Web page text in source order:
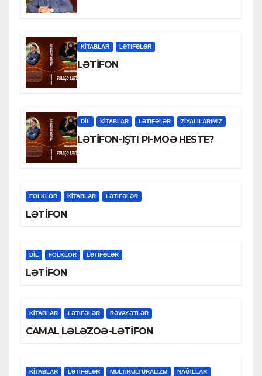
KİTABLAR LƏTIFƏLƏR
LƏTİFON
DİL KİTABLAR LƏTIFƏLƏR ZİYALILARIMIZ
LƏTİFON-IŞTI PI-MOƏ HESTE?
FOLKLOR KİTABLAR LƏTIFƏLƏR
LƏTİFON
DİL FOLKLOR LƏTIFƏLƏR
LƏTİFON
KİTABLAR LƏTIFƏLƏR RƏVAYƏTLƏR
CAMAL LƏLƏZOƏ-LƏTİFON
KİTABLAR LƏTIFƏLƏR MULTIKULTURALIZM NAĞILLAR